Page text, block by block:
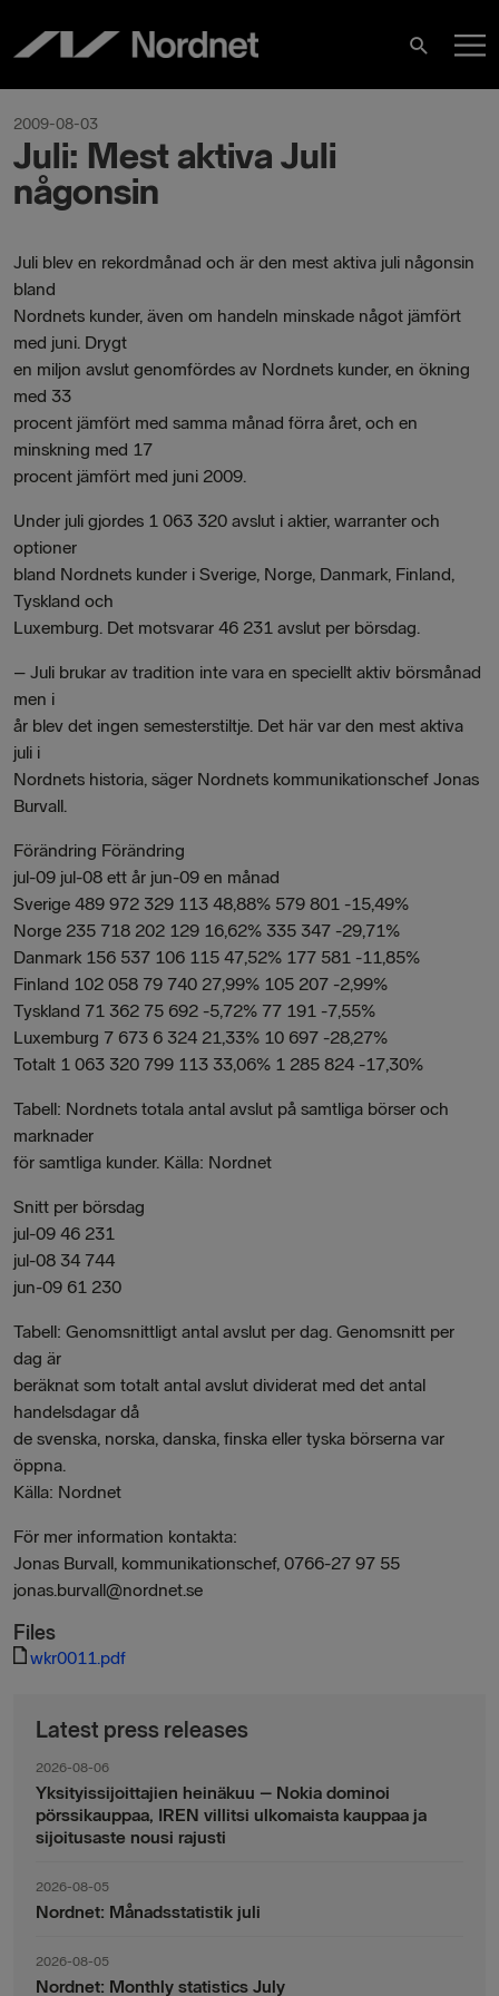
content
Search
2009-08-03
Juli: Mest aktiva Juli
någonsin
Juli blev en rekordmånad och är den mest aktiva juli någonsin
bland
Nordnets kunder, även om handeln minskade något jämfört
med juni. Drygt
en miljon avslut genomfördes av Nordnets kunder, en ökning
med 33
procent jämfört med samma månad förra året, och en
minskning med 17
procent jämfört med juni 2009.
Under juli gjordes 1 063 320 avslut i aktier, warranter och
optioner
bland Nordnets kunder i Sverige, Norge, Danmark, Finland,
Tyskland och
Luxemburg. Det motsvarar 46 231 avslut per börsdag.
– Juli brukar av tradition inte vara en speciellt aktiv börsmånad
men i
år blev det ingen semesterstiltje. Det här var den mest aktiva
juli i
Nordnets historia, säger Nordnets kommunikationschef Jonas
Burvall.
Förändring Förändring
jul-09 jul-08 ett år jun-09 en månad
Sverige 489 972 329 113 48,88% 579 801 -15,49%
Norge 235 718 202 129 16,62% 335 347 -29,71%
Danmark 156 537 106 115 47,52% 177 581 -11,85%
Finland 102 058 79 740 27,99% 105 207 -2,99%
Tyskland 71 362 75 692 -5,72% 77 191 -7,55%
Luxemburg 7 673 6 324 21,33% 10 697 -28,27%
Totalt 1 063 320 799 113 33,06% 1 285 824 -17,30%
Tabell: Nordnets totala antal avslut på samtliga börser och
marknader
för samtliga kunder. Källa: Nordnet
Snitt per börsdag
jul-09 46 231
jul-08 34 744
jun-09 61 230
Tabell: Genomsnittligt antal avslut per dag. Genomsnitt per
dag är
beräknat som totalt antal avslut dividerat med det antal
handelsdagar då
de svenska, norska, danska, finska eller tyska börserna var
öppna.
Källa: Nordnet
För mer information kontakta:
Jonas Burvall, kommunikationschef, 0766-27 97 55
jonas.burvall@nordnet.se
Files
wkr0011.pdf
Latest press releases
2026-08-06
Yksityissijoittajien heinäkuu – Nokia dominoi
pörssikauppaa, IREN villitsi ulkomaista kauppaa ja
sijoitusaste nousi rajusti
2026-08-05
Nordnet: Månadsstatistik juli
2026-08-05
Nordnet: Monthly statistics July